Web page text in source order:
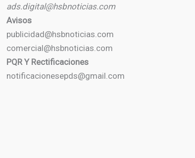
ads.digital@hsbnoticias.com
Avisos
publicidad@hsbnoticias.com
comercial@hsbnoticias.com
PQR Y Rectificaciones
notificacionesepds@gmail.com